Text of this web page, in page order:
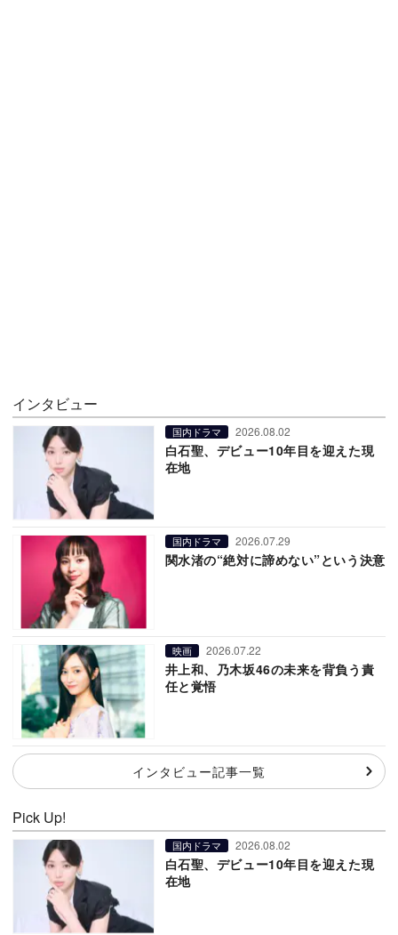
インタビュー
国内ドラマ 2026.08.02
白石聖、デビュー10年目を迎えた現
在地
国内ドラマ 2026.07.29
関水渚の“絶対に諦めない”という決意
映画 2026.07.22
井上和、乃木坂46の未来を背負う責
任と覚悟
インタビュー記事一覧
Pick Up!
国内ドラマ 2026.08.02
白石聖、デビュー10年目を迎えた現
在地